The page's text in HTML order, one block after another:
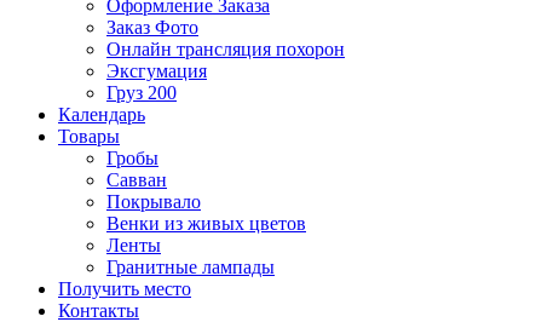
Оформление Заказа
Заказ Фото
Онлайн трансляция похорон
Эксгумация
Груз 200
Календарь
Товары
Гробы
Савван
Покрывало
Венки из живых цветов
Ленты
Гранитные лампады
Получить место
Контакты